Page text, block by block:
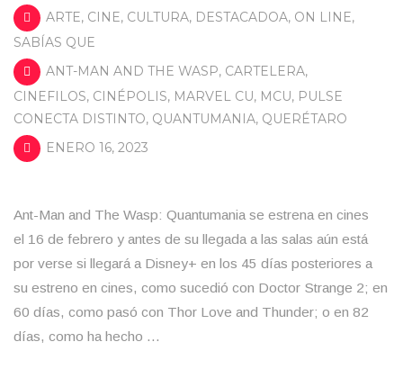
ARTE, CINE, CULTURA, DESTACADOA, ON LINE,
SABÍAS QUE
ANT-MAN AND THE WASP, CARTELERA,
CINEFILOS, CINÉPOLIS, MARVEL CU, MCU, PULSE
CONECTA DISTINTO, QUANTUMANIA, QUERÉTARO
ENERO 16, 2023
Ant-Man and The Wasp: Quantumania se estrena en cines
el 16 de febrero y antes de su llegada a las salas aún está
por verse si llegará a Disney+ en los 45 días posteriores a
su estreno en cines, como sucedió con Doctor Strange 2; en
60 días, como pasó con Thor Love and Thunder; o en 82
días, como ha hecho …